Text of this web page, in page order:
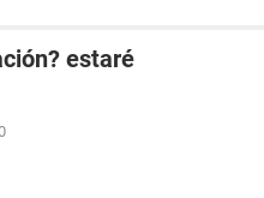
estaré